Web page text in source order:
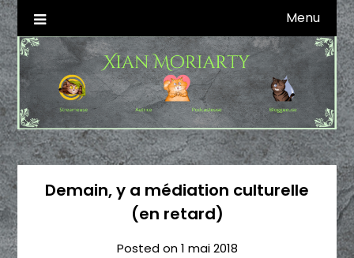
Skip
to
content
Xian Moriarty
Autrice SFFF & Blogueuse & Streameuse Menu
Demain, y a médiation culturelle
(en retard)
Posted on1 mai 2018